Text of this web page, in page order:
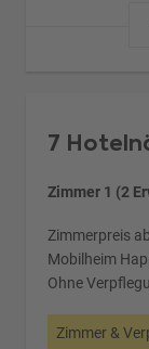
7
Zimmer 1 (2
Zimmerpreis
Mobilheim
Ohne
Zimmer &